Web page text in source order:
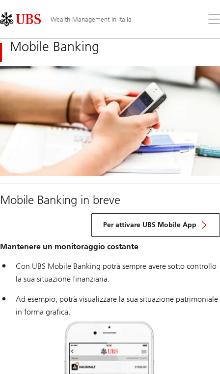
Links
Area
Wealth Management in Italia
il
Mobile Banking
Mobile Banking in breve
Per attivare UBS Mobile App
Mantenere un monitoraggio costante
Con UBS Mobile Banking potrà sempre avere sotto controllo
la sua situazione finanziaria.
Ad esempio, potrà visualizzare la sua situazione patrimoniale
in forma grafica.